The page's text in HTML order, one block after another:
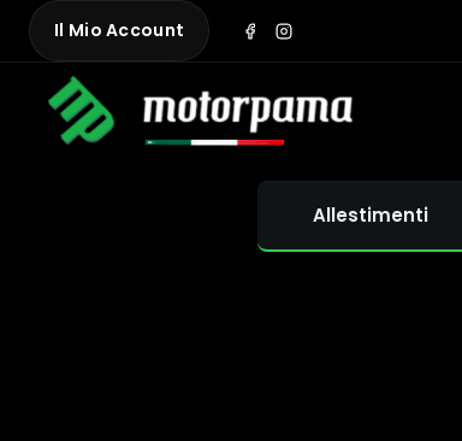
Skip
content
Il Mio Account
Allestimenti